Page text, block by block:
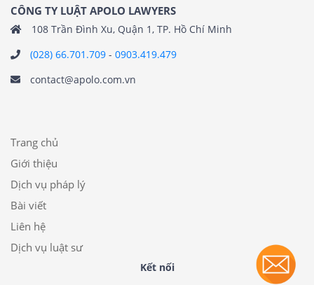
CÔNG TY LUẬT APOLO LAWYERS
108 Trần Đình Xu, Quận 1, TP. Hồ Chí Minh
(028) 66.701.709 - 0903.419.479
contact@apolo.com.vn
Trang chủ
Giới thiệu
Dịch vụ pháp lý
Bài viết
Liên hệ
Dịch vụ luật sư
Kết nối